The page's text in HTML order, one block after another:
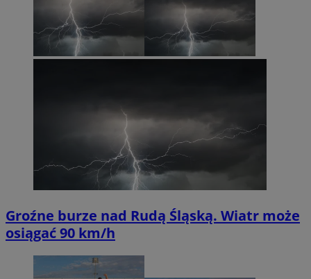
Groźne burze nad Rudą Śląską. Wiatr może
osiągać 90 km/h